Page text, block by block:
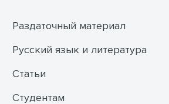
Раздаточный материал
Русский язык и литература
Статьи
Студентам